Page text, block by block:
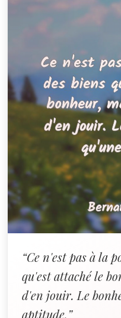
“Ce n'est pas à la
qu'est attaché le
d'en jouir. Le
aptitude.”